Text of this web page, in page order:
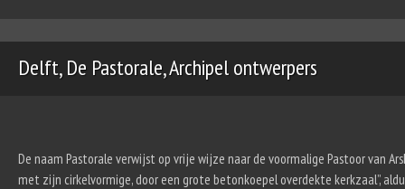
Delft, De Pastorale, Archipel ontwerpers
De naam Pastorale verwijst op vrije wijze naar de voormalige Pastoor van
met zijn cirkelvormige, door een grote betonkoepel overdekte kerkzaal”,